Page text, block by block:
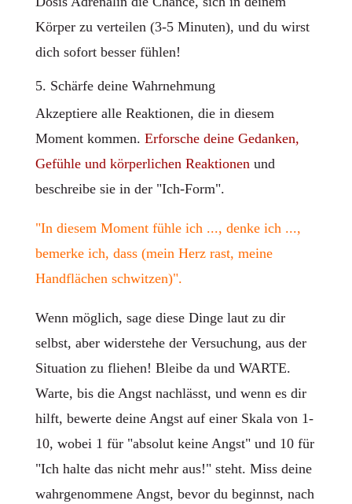
Körper zu verteilen (3-5 Minuten), und du wirst
dich sofort besser fühlen!
5. Schärfe deine Wahrnehmung
Akzeptiere alle Reaktionen, die in diesem
Moment kommen. Erforsche deine Gedanken,
Gefühle und körperlichen Reaktionen und
beschreibe sie in der "Ich-Form".
"In diesem Moment fühle ich ..., denke ich ...,
bemerke ich, dass (mein Herz rast, meine
Handflächen schwitzen)".
Wenn möglich, sage diese Dinge laut zu dir
selbst, aber widerstehe der Versuchung, aus der
Situation zu fliehen! Bleibe da und WARTE.
Warte, bis die Angst nachlässt, und wenn es dir
hilft, bewerte deine Angst auf einer Skala von 1-
10, wobei 1 für "absolut keine Angst" und 10 für
"Ich halte das nicht mehr aus!" steht. Miss deine
wahrgenommene Angst, bevor du beginnst, nach